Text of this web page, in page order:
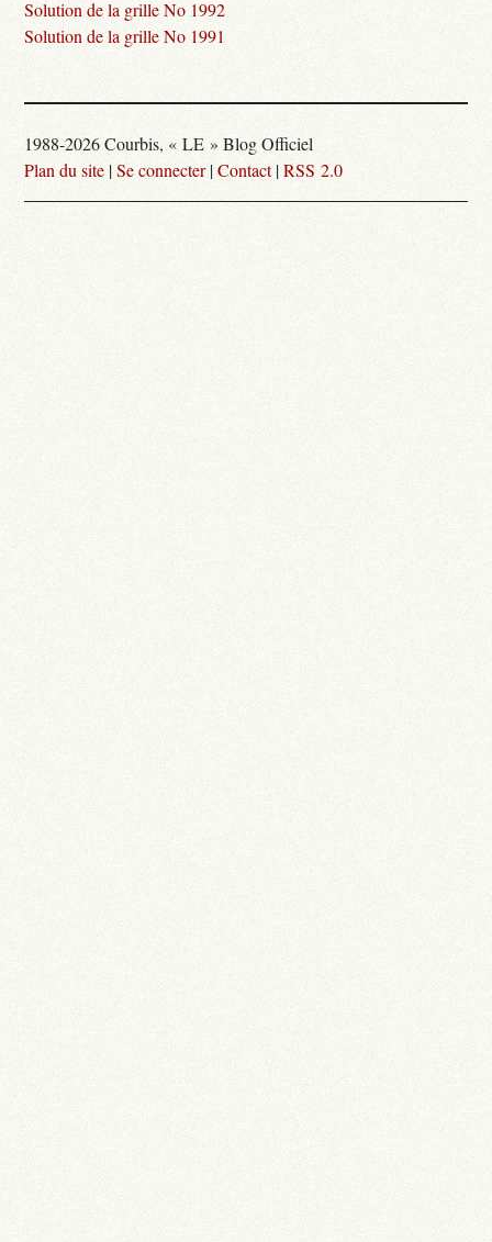
Solution de la grille No 1992
Solution de la grille No 1991
1988-2026 Courbis, « LE » Blog Officiel
Plan du site |Se connecter|Contact|RSS 2.0